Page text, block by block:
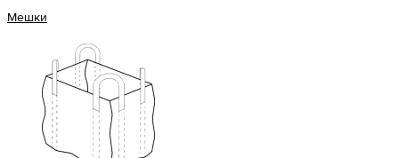
Мешки